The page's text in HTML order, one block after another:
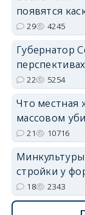
появятся
29 4245
Губернатор
22 5254
Что местная
массовом
21 10716
стройки у
18 2343